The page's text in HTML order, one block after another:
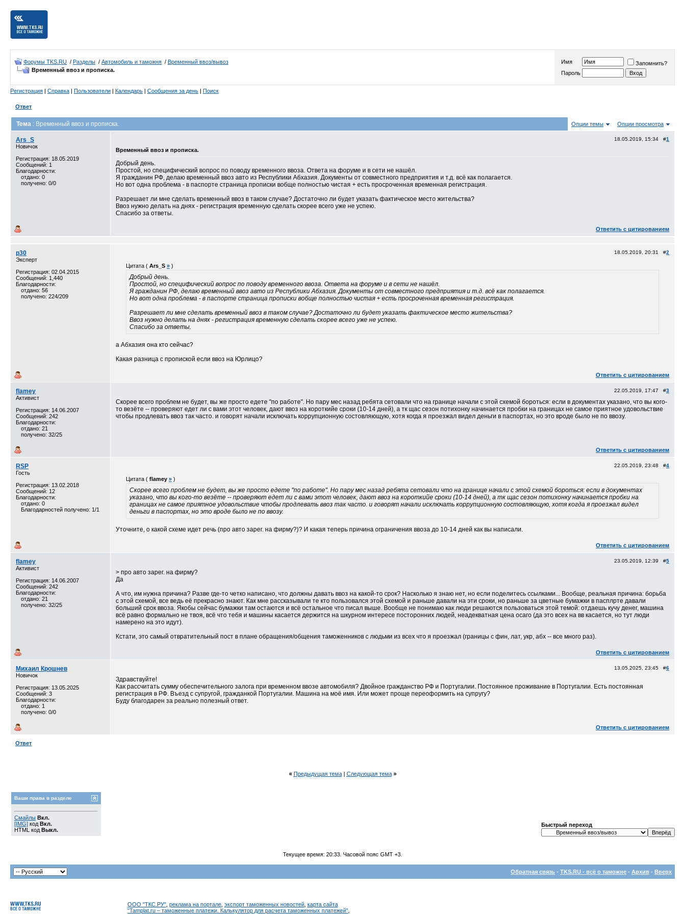
Форумы TKS.RU / Разделы / Автомобиль и таможня / Временный ввоз/вывоз
Временный ввоз и прописка.
Имя
Запомнить?
Пароль
Регистрация | Справка | Пользователи | Календарь | Сообщения за день | Поиск
Ответ
Тема : Временный ввоз и прописка. Опции темы Опции просмотра
Ars_S
Новичок
Регистрация: 18.05.2019
Сообщений: 1
Благодарности:
отдано: 0
получено: 0/0
18.05.2019, 15:34 #1
Временный ввоз и прописка.
Добрый день.
Простой, но специфический вопрос по поводу временного ввоза. Ответа на форуме и в сети не нашёл.
Я гражданин РФ, делаю временный ввоз авто из Республики Абхазия. Документы от совместного предприятия и т.д. всё как полагается.
Но вот одна проблема - в паспорте страница прописки вобще полностью чистая + есть просроченная временная регистрация.
Разрешает ли мне сделать временный ввоз в таком случае? Достаточно ли будет указать фактическое место жительства?
Ввоз нужно делать на днях - регистрация временную сделать скорее всего уже не успею.
Спасибо за ответы.
Ответить с цитированием
p30
Эксперт
Регистрация: 02.04.2015
Сообщений: 1,440
Благодарности:
отдано: 56
получено: 224/209
18.05.2019, 20:31 #2
Цитата ( Ars_S » )
Добрый день.
Простой, но специфический вопрос по поводу временного ввоза. Ответа на форуме и в сети не нашёл.
Я гражданин РФ, делаю временный ввоз авто из Республики Абхазия. Документы от совместного предприятия и т.д. всё как полагается.
Но вот одна проблема - в паспорте страница прописки вобще полностью чистая + есть просроченная временная регистрация.
Разрешает ли мне сделать временный ввоз в таком случае? Достаточно ли будет указать фактическое место жительства?
Ввоз нужно делать на днях - регистрация временную сделать скорее всего уже не успею.
Спасибо за ответы.
а Абхазия она кто сейчас?
Какая разница с пропиской если ввоз на Юрлицо?
Ответить с цитированием
flamey
Активист
Регистрация: 14.06.2007
Сообщений: 242
Благодарности:
отдано: 21
получено: 32/25
22.05.2019, 17:47 #3
Скорее всего проблем не будет, вы же просто едете "по работе". Но пару мес назад ребята сетовали что на границе начали с этой схемой бороться: если в документах указано, что вы кого-
то везёте -- проверяют едет ли с вами этот человек, дают ввоз на короткийе сроки (10-14 дней), а тк щас сезон потихонку начинается пробки на границах не самое приятное удовольствие
чтобы продлевать ввоз так часто. и говорят начали исключать коррупционную состовляющую, хотя когда я проезжал видел деньги в паспортах, но это вроде было не по ввозу.
Ответить с цитированием
RSP
Гость
Регистрация: 13.02.2018
Сообщений: 12
Благодарности:
отдано: 0
Благодарностей получено: 1/1
22.05.2019, 23:48 #4
Цитата ( flamey » )
Скорее всего проблем не будет, вы же просто едете "по работе". Но пару мес назад ребята сетовали что на границе начали с этой схемой бороться: если в документах
указано, что вы кого-то везёте -- проверяют едет ли с вами этот человек, дают ввоз на короткийе сроки (10-14 дней), а тк щас сезон потихонку начинается пробки на
границах не самое приятное удовольствие чтобы продлевать ввоз так часто. и говорят начали исключать коррупционную состовляющую, хотя когда я проезжал видел
деньги в паспортах, но это вроде было не по ввозу.
Уточните, о какой схеме идет речь (про авто зарег. на фирму?)? И какая теперь причина ограничения ввоза до 10-14 дней как вы написали.
Ответить с цитированием
flamey
Активист
Регистрация: 14.06.2007
Сообщений: 242
Благодарности:
отдано: 21
получено: 32/25
23.05.2019, 12:39 #5
> про авто зарег. на фирму?
Да
А что, им нужна причина? Разве где-то четко написано, что должны давать ввоз на какой-то срок? Насколько я знаю нет, но если поделитесь ссылками... Вообще, реальная причина: борьба
с этой схемой, все ведь её прекрасно знают. Как мне рассказывали те кто пользовался этой схемой и раньше давали на эти сроки, но раньше за цветные бумажки в пасплрте давали
больший срок ввоза. Якобы сейчас бумажки там остаются и всё остальное что писал выше. Вообще не понимаю как люди решаются пользоваться этой темой: отдаешь кучу денег, машина
всё равно формально не твоя, всё что тебя и машины касается держится на шкурном интересе посторонних людей, неадекватная цена осаго (да это всех на вв касается, но тут люди
намерено на это идут).
Кстати, это самый отвратительный пост в плане обращения/общения таможенников с людьми из всех что я проезжал (границы с фин, лат, укр, абх -- все много раз).
Ответить с цитированием
Михаил Крошнев
Новичок
Регистрация: 13.05.2025
Сообщений: 3
Благодарности:
отдано: 1
получено: 0/0
13.05.2025, 23:45 #6
Здравствуйте!
Как рассчитать сумму обеспечительного залога при временном ввозе автомобиля? Двойное гражданство РФ и Португалии. Постоянное проживание в Португалии. Есть постоянная
регистрация в РФ. Въезд с супругой, гражданкой Португалии. Машина на моё имя. Или может проще переоформить на супругу?
Буду благодарен за реально полезный ответ.
Ответить с цитированием
Ответ
« Предыдущая тема| Следующая тема »
Ваши права в разделе
Смайлы Вкл.
[IMG] код Вкл.
HTML код Выкл.
Быстрый переход
Текущее время: 20:33 . Часовой пояс GMT +3.
Обратная связь - TKS.RU - всё о таможне - Архив - Вверх
ООО "ТКС.РУ" реклама на портале экспорт таможенных новостей карта сайта
"Tamplat.ru – таможенные платежи. Калькулятор для расчета таможенных платежей"